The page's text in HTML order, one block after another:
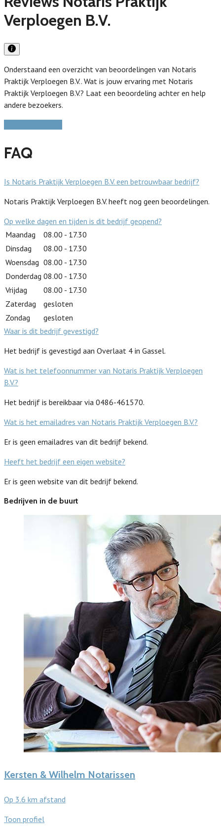
Verploegen B.V.
Onderstaand een overzicht van beoordelingen van Notaris
Praktijk Verploegen B.V.. Wat is jouw ervaring met Notaris
Praktijk Verploegen B.V.? Laat een beoordeling achter en help
andere bezoekers.
FAQ
Is Notaris Praktijk Verploegen B.V. een betrouwbaar bedrijf?
Notaris Praktijk Verploegen B.V. heeft nog geen beoordelingen.
Op welke dagen en tijden is dit bedrijf geopend?
Maandag
08.00 - 17.30
Dinsdag
08.00 - 17.30
Woensdag 08.00 - 17.30
Donderdag 08.00 - 17.30
Vrijdag
08.00 - 17.30
Zaterdag
gesloten
Zondag
gesloten
Waar is dit bedrijf gevestigd?
Het bedrijf is gevestigd aan Overlaat 4 in Gassel.
Wat is het telefoonnummer van Notaris Praktijk Verploegen
B.V.?
Het bedrijf is bereikbaar via 0486-461570.
Wat is het emailadres van Notaris Praktijk Verploegen B.V.?
Er is geen emailadres van dit bedrijf bekend.
Heeft het bedrijf een eigen website?
Er is geen website van dit bedrijf bekend.
Bedrijven in de buurt
Kersten & Wilhelm Notarissen
Op 3.6 km afstand
Toon profiel